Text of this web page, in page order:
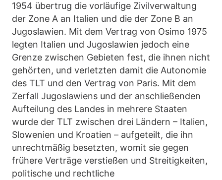
1954 übertrug die vorläufige Zivilverwaltung
der Zone A an Italien und die der Zone B an
Jugoslawien. Mit dem Vertrag von Osimo 1975
legten Italien und Jugoslawien jedoch eine
Grenze zwischen Gebieten fest, die ihnen nicht
gehörten, und verletzten damit die Autonomie
des TLT und den Vertrag von Paris. Mit dem
Zerfall Jugoslawiens und der anschließenden
Aufteilung des Landes in mehrere Staaten
wurde der TLT zwischen drei Ländern – Italien,
Slowenien und Kroatien – aufgeteilt, die ihn
unrechtmäßig besetzten, womit sie gegen
frühere Verträge verstießen und Streitigkeiten,
politische und rechtliche